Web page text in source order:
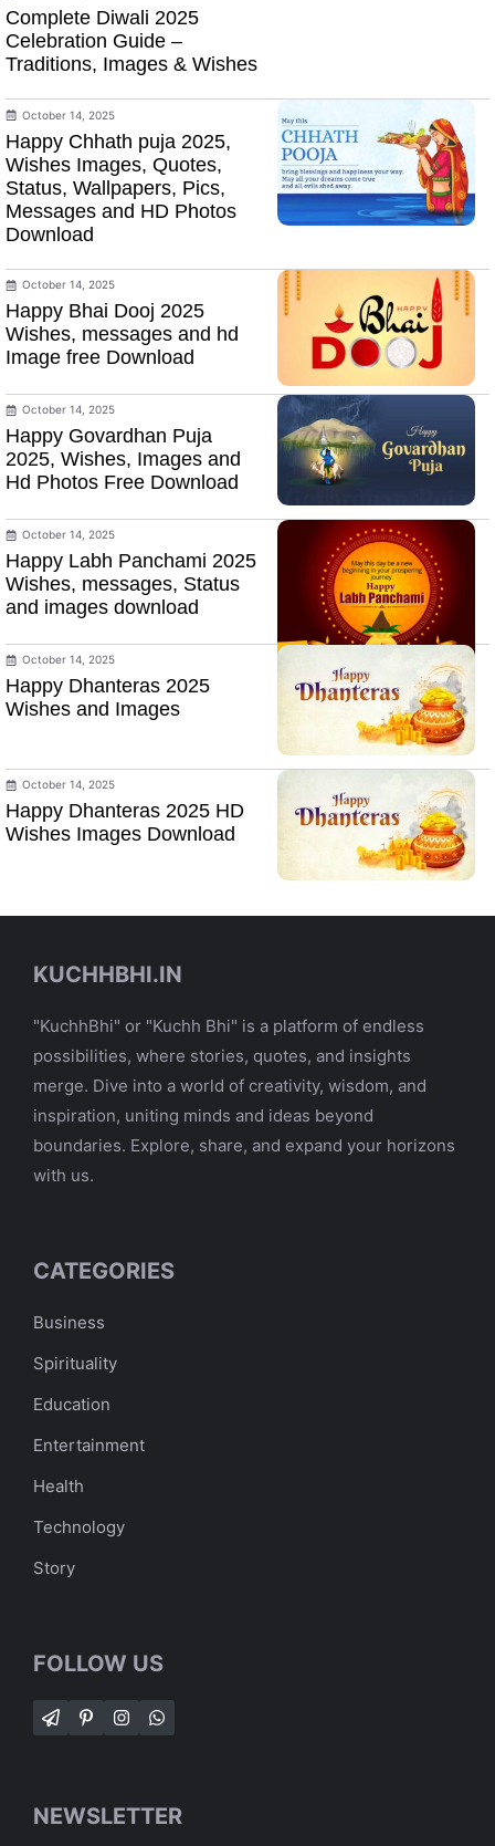
Complete Diwali 2025
Celebration Guide –
Traditions, Images & Wishes
October 14, 2025
Happy Chhath puja 2025,
Wishes Images, Quotes,
Status, Wallpapers, Pics,
Messages and HD Photos
Download
October 14, 2025
Happy Bhai Dooj 2025
Wishes, messages and hd
Image free Download
October 14, 2025
Happy Govardhan Puja
2025, Wishes, Images and
Hd Photos Free Download
October 14, 2025
Happy Labh Panchami 2025
Wishes, messages, Status
and images download
October 14, 2025
Happy Dhanteras 2025
Wishes and Images
October 14, 2025
Happy Dhanteras 2025 HD
Wishes Images Download
KUCHHBHI.IN
"KuchhBhi" or "Kuchh Bhi" is a platform of endless
possibilities, where stories, quotes, and insights
merge. Dive into a world of creativity, wisdom, and
inspiration, uniting minds and ideas beyond
boundaries. Explore, share, and expand your horizons
with us.
CATEGORIES
Business
Spirituality
Education
Entertainment
Health
Technology
Story
FOLLOW US
NEWSLETTER